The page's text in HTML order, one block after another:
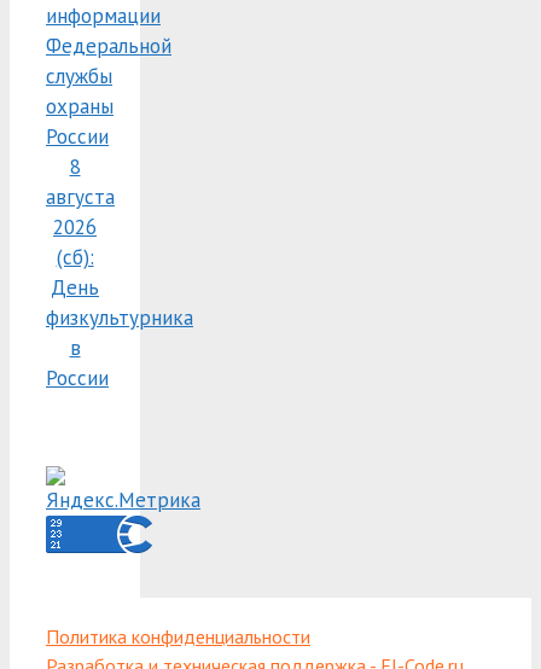
информации
Федеральной
службы
охраны
России
8
августа
2026
(сб):
День
физкультурника
в
России
Политика конфиденциальности